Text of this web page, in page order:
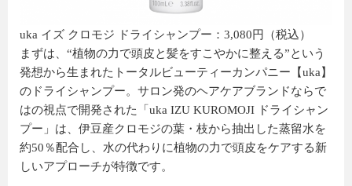
uka イズ クロモジ ドライシャンプー：3,080円（税込）
まずは、“植物の力で頭皮と髪をすこやかに整える”という
発想から生まれたトータルビューティーカンパニー【uka】
のドライシャンプー。サロン発のヘアケアブランドならで
はの視点で開発された「uka IZU KUROMOJI ドライシャン
プー」は、伊豆産クロモジの葉・枝から抽出した蒸留水を
約50％配合し、水の代わりに植物の力で頭皮をケアする新
しいアプローチが特徴です。